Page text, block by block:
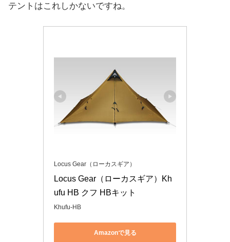
テントはこれしかないですね。
Locus Gear（ローカスギア）
Locus Gear（ローカスギア）Kh
ufu HB クフ HBキット
Khufu-HB
Amazonで見る